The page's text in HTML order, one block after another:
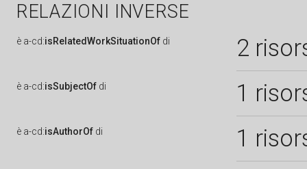
RELAZIONI INVERSE
è a-cd:isRelatedWorkSituationOf di 2
è a-cd:isSubjectOf di 1
è a-cd:isAuthorOf di 1